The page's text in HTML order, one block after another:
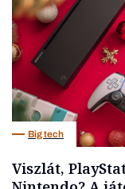
Big tech
Viszlát,